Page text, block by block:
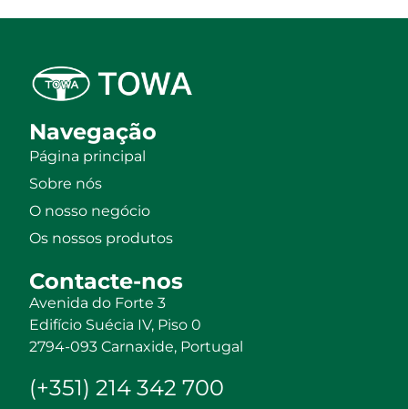
Navegação
Página principal
Sobre nós
O nosso negócio
Os nossos produtos
Contacte-nos
Avenida do Forte 3
Edifício Suécia IV, Piso 0
2794-093 Carnaxide, Portugal
(+351) 214 342 700